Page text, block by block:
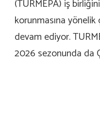
(TURMEPA) iş
korunmasına
devam ediyor.
2026 sezonunda da